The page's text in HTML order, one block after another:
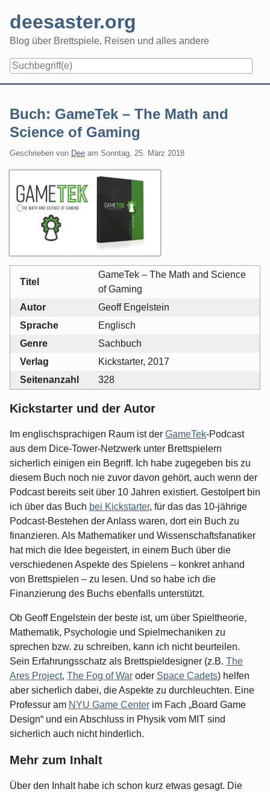
content
deesaster.org
Blog über Brettspiele, Reisen und alles andere
Buch: GameTek – The Math and
Science of Gaming
Geschrieben von Dee am Sonntag, 25. März 2018
Titel
GameTek – The Math and Science
of Gaming
Autor
Geoff Engelstein
Sprache
Englisch
Genre
Sachbuch
Verlag
Kickstarter, 2017
Seitenanzahl
328
Kickstarter und der Autor
Im englischsprachigen Raum ist der GameTek-Podcast
aus dem Dice-Tower-Netzwerk unter Brettspielern
sicherlich einigen ein Begriff. Ich habe zugegeben bis zu
diesem Buch noch nie zuvor davon gehört, auch wenn der
Podcast bereits seit über 10 Jahren existiert. Gestolpert bin
ich über das Buch bei Kickstarter, für das das 10-jährige
Podcast-Bestehen der Anlass waren, dort ein Buch zu
finanzieren. Als Mathematiker und Wissenschaftsfanatiker
hat mich die Idee begeistert, in einem Buch über die
verschiedenen Aspekte des Spielens – konkret anhand
von Brettspielen – zu lesen. Und so habe ich die
Finanzierung des Buchs ebenfalls unterstützt.
Ob Geoff Engelstein der beste ist, um über Spieltheorie,
Mathematik, Psychologie und Spielmechaniken zu
sprechen bzw. zu schreiben, kann ich nicht beurteilen.
Sein Erfahrungsschatz als Brettspieldesigner (z.B. The
Ares Project, The Fog of War oder Space Cadets) helfen
aber sicherlich dabei, die Aspekte zu durchleuchten. Eine
Professur am NYU Game Center im Fach „Board Game
Design“ und ein Abschluss in Physik vom MIT sind
sicherlich auch nicht hinderlich.
Mehr zum Inhalt
Über den Inhalt habe ich schon kurz etwas gesagt. Die